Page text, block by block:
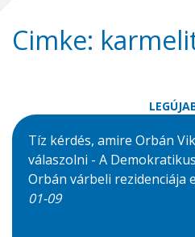
Cimke:
Tíz kérdés, amire Orbán
válaszolni - A
Orbán várbeli rezidenciája
01-09